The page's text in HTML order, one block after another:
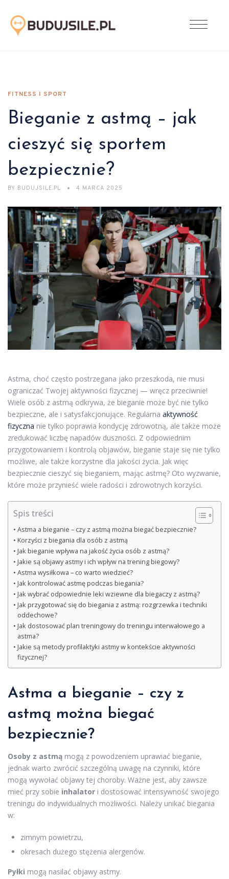
FITNESS I SPORT
Bieganie z astmą – jak
cieszyć się sportem
bezpiecznie?
BY BUDUJSILE.PL 4 MARCA 2025
Astma, choć często postrzegana jako przeszkoda, nie musi
ograniczać Twojej aktywności fizycznej — wręcz przeciwnie!
Wiele osób z astmą odkrywa, że bieganie może być nie tylko
bezpieczne, ale i satysfakcjonujące. Regularna aktywność
fizyczna nie tylko poprawia kondycję zdrowotną, ale także może
zredukować liczbę napadów duszności. Z odpowiednim
przygotowaniem i kontrolą objawów, bieganie staje się nie tylko
możliwe, ale także korzystne dla jakości życia. Jak więc
bezpiecznie cieszyć się bieganiem, mając astmę? Oto wyzwanie,
które może przynieść wiele radości i zdrowotnych korzyści.
Spis treści
Astma a bieganie – czy z astmą można biegać bezpiecznie?
Korzyści z biegania dla osób z astmą
Jak bieganie wpływa na jakość życia osób z astmą?
Jakie są objawy astmy i ich wpływ na trening biegowy?
Astma wysiłkowa – co warto wiedzieć?
Jak kontrolować astmę podczas biegania?
Jak wybrać odpowiednie leki wziewne dla biegaczy z astmą?
Jak przygotować się do biegania z astmą: rozgrzewka i techniki
oddechowe?
Jak dostosować plan treningowy do treningu interwałowego a
astma?
Jakie są metody profilaktyki astmy w kontekście aktywności
fizycznej?
Astma a bieganie – czy z
astmą można biegać
bezpiecznie?
Osoby z astmą mogą z powodzeniem uprawiać bieganie,
jednak warto zwrócić szczególną uwagę na czynniki, które
mogą wywołać objawy tej choroby. Ważne jest, aby zawsze
mieć przy sobie inhalator i dostosować intensywność swojego
treningu do indywidualnych możliwości. Należy unikać biegania
w:
zimnym powietrzu,
okresach dużego stężenia alergenów.
Pyłki mogą nasilać objawy astmy.